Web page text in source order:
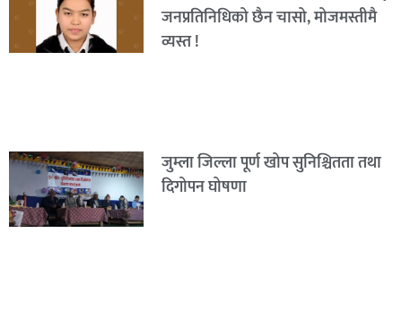
जनप्रतिनिधिको छैन चासो, मोजमस्तीमै
व्यस्त !
जुम्ला जिल्ला पूर्ण खोप सुनिश्चितता तथा
दिगोपन घोषणा